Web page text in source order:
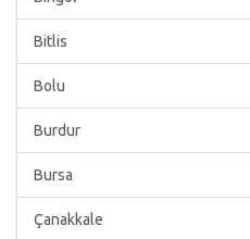
Bitlis
Bolu
Burdur
Bursa
Çanakkale